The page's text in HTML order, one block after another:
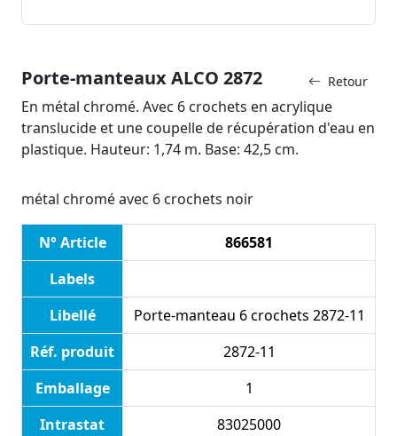
Retour
Porte-manteaux ALCO 2872
En métal chromé. Avec 6 crochets en acrylique
translucide et une coupelle de récupération d'eau en
plastique. Hauteur: 1,74 m. Base: 42,5 cm.
métal chromé avec 6 crochets noir
N° Article
866581
Labels
Libellé
Porte-manteau 6 crochets 2872-11
Réf. produit
2872-11
Emballage
1
Intrastat
83025000